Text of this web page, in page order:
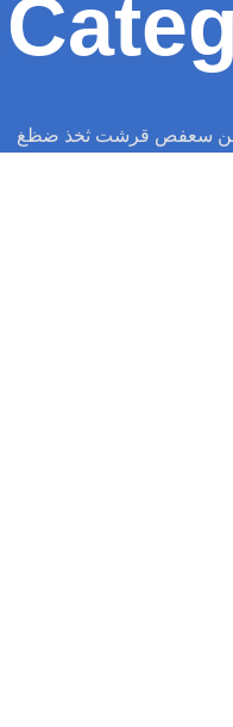
سعفص قرشت ثخذ ضظغ